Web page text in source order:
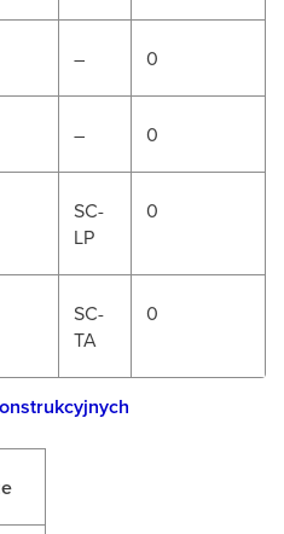
– 0
– 0
SC-
LP
0
SC-
TA
0